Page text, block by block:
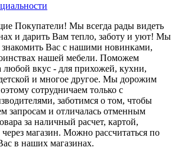
Покупатели! Мы всегда рады видеть
и дарить Вам тепло, заботу и уют! Мы
Вас с нашими новинками,
нашей мебели. Поможем
любой вкус - для прихожей, кухни,
и многое другое. Мы дорожим
сотрудничаем только с
заботимся о том, чтобы
запросам и отличалась отменным
за наличный расчет, картой,
через магазин. Можно рассчитаться по
в наших магазинах.